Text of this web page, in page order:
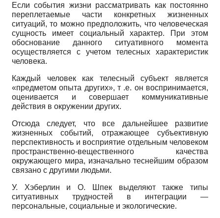
Если события жизни рассматривать как постоянно
переплетаемые части конкретных жизненных
ситуаций, то можно предположить, что человеческая
сущность имеет социальный характер. При этом
обоснование данного ситуативного момента
осуществляется с учетом телесных характеристик
человека.
Каждый человек как телесный субъект является
«предметом опыта других», т .е. он воспринимается,
оценивается и совершает коммуникативные
действия в окружении других.
Отсюда следует, что все дальнейшее развитие
жизненных событий, отражающее субъективную
перспективность и восприятие отдельным человеком
пространственно-вещественного качества
окружающего мира, изначально теснейшим образом
связано с другими людьми.
У. Хэберлин и О. Шпек выделяют также типы
ситуативных трудностей в интеграции —
персональные, социальные и экологические.